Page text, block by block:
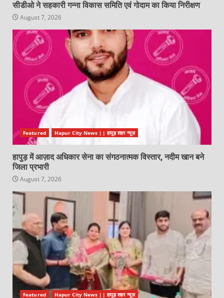
सीडीओ ने सहकारी गन्ना विकास समिति एवं गोदाम का किया निरीक्षण
August 7, 2026
Featured Hapur City News || हापुड़ शहर न्यूज़
हापुड़ में आज़ाद अधिकार सेना का संगठनात्मक विस्तार, नदीम खान बने
जिला प्रभारी
August 7, 2026
Featured Hapur City News || हापुड़ शहर न्यूज़